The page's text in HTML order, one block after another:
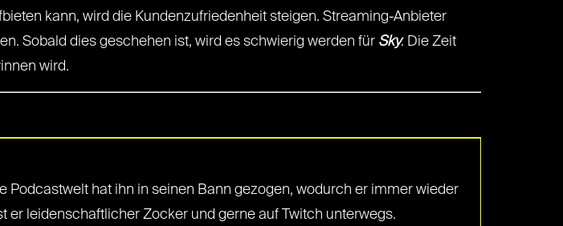
kann, wird die Kundenzufriedenheit steigen. Streaming-Anbieter
Sobald dies geschehen ist, wird es schwierig werden für Sky. Die Zeit
wird.
hat ihn in seinen Bann gezogen, wodurch er immer wieder
er leidenschaftlicher Zocker und gerne auf Twitch unterwegs.